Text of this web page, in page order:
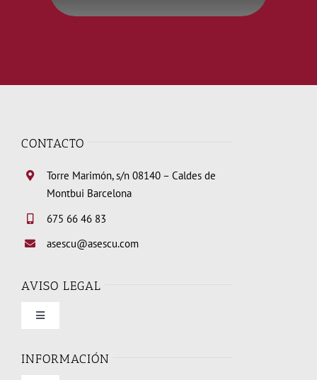
CONTACTO
Torre Marimón, s/n 08140 – Caldes de
Montbui Barcelona
675 66 46 83
asescu@asescu.com
AVISO LEGAL
Toggle
Condiciones de uso
INFORMACIÓN